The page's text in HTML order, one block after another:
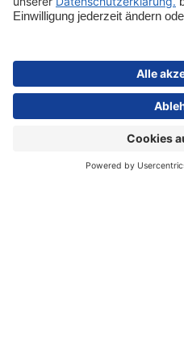
Sicher bezahlen